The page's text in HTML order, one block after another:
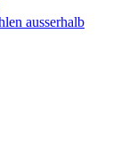
ausserhalb